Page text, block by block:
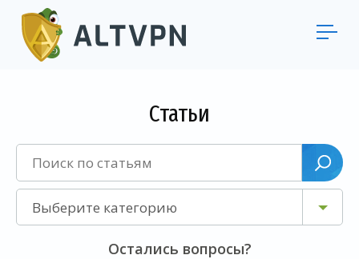
Статьи
Выберите категорию
Остались вопросы?